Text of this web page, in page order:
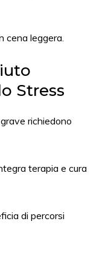
cena leggera.
Stress
richiedono
terapia e cura
di percorsi